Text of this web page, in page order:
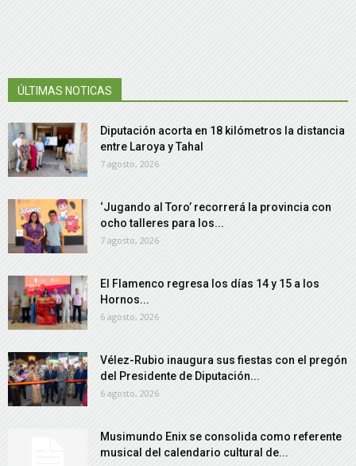
ÚLTIMAS NOTICAS
Diputación acorta en 18 kilómetros la distancia
entre Laroya y Tahal
7 agosto, 2026
‘Jugando al Toro’ recorrerá la provincia con
ocho talleres para los...
7 agosto, 2026
El Flamenco regresa los días 14 y 15 a los
Hornos...
6 agosto, 2026
Vélez-Rubio inaugura sus fiestas con el pregón
del Presidente de Diputación...
6 agosto, 2026
Musimundo Enix se consolida como referente
musical del calendario cultural de...